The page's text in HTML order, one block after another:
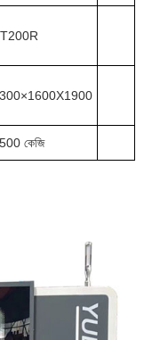
কেজি